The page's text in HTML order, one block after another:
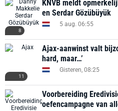
8
KNVB meldt
en Serdar Gözübüyük
5 aug. 06:55
11
Ajax-aanwinst valt
hard, maar…’
Gisteren, 08:25
Voorbereiding
oefencampagne van